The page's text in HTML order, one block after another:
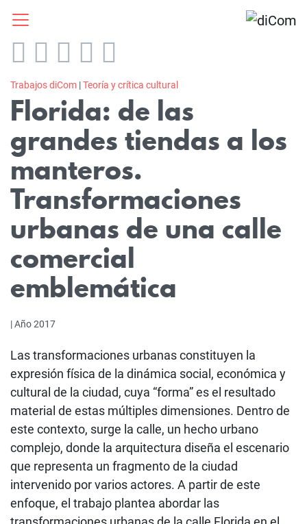
Trabajos diCom |Teoría y crítica cultural
Florida: de las
grandes tiendas a los
manteros.
Transformaciones
urbanas de una calle
comercial
emblemática
| Año 2017
Las transformaciones urbanas constituyen la
expresión física de la dinámica social, económica y
cultural de la ciudad, cuya “forma” es el resultado
material de estas múltiples dimensiones. Dentro de
este contexto, surge la calle, un hecho urbano
complejo, donde la arquitectura diseña el escenario
que representa un fragmento de la ciudad
intervenido por varios actores. A partir de este
enfoque, el trabajo plantea abordar las